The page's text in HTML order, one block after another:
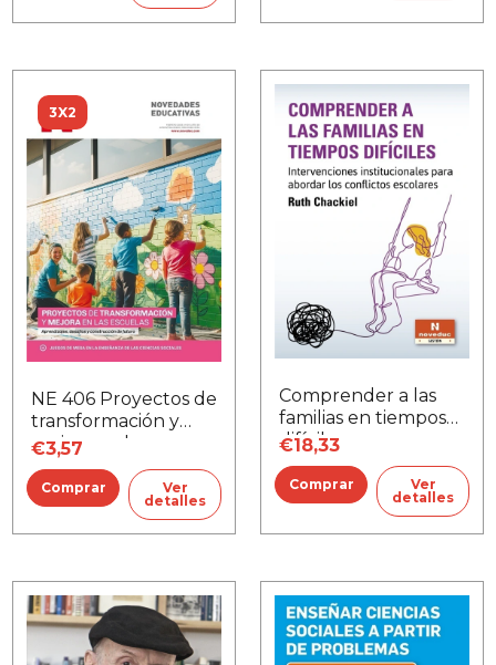
3X2
NE 406 Proyectos de
transformación y
mejora en las
escuelas
€3,57
Ver
detalles
Comprender a las
familias en tiempos
difíciles
€18,33
Ver
detalles